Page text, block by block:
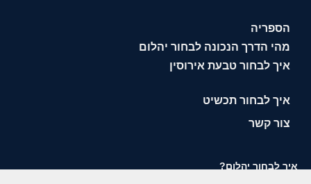
הספריה
מהי הדרך הנכונה לבחור יהלום
איך לבחור טבעת אירוסין
איך לבחור תכשיט
צור קשר
איך לבחור יהלום?